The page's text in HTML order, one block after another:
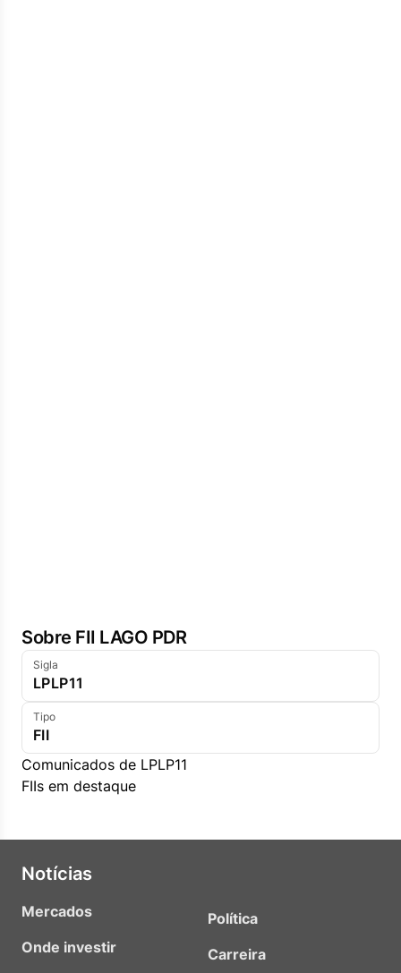
Sobre FII LAGO PDR
Sigla
LPLP11
Tipo
FII
Comunicados de LPLP11
FIIs em destaque
Notícias
Mercados
Onde investir
Política
Carreira